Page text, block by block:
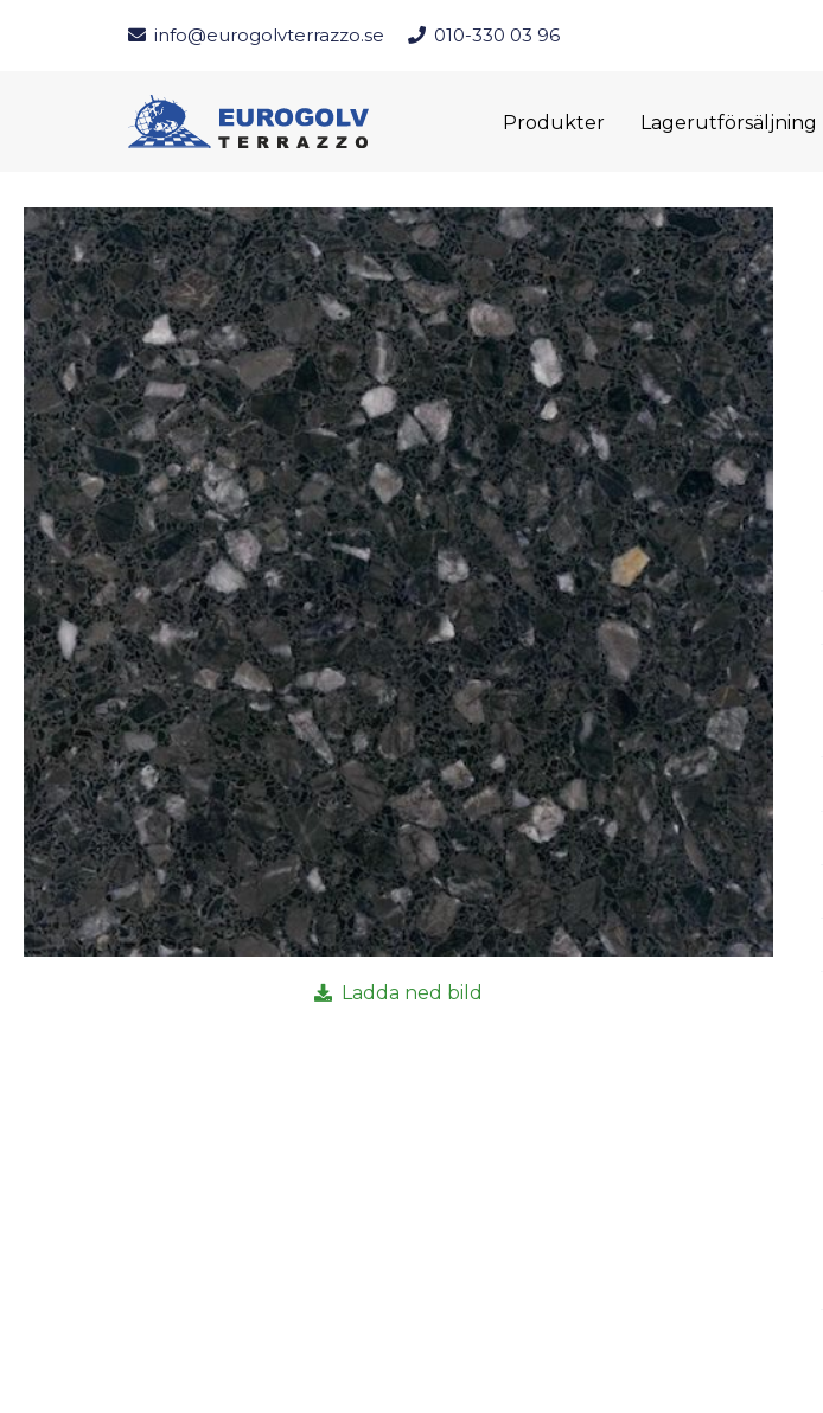
info@eurogolvterrazzo.se 010-330 03 96
Produkter Lagerutförsäljning
Ladda ned bild